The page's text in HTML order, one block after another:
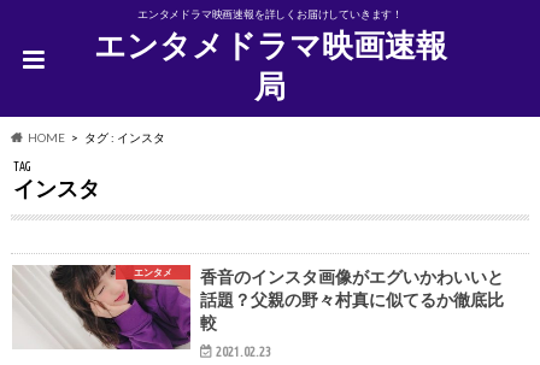
エンタメドラマ映画速報を詳しくお届けしていきます！
エンタメドラマ映画速報
局
HOME タグ : インスタ
TAG
インスタ
エンタメ
香音のインスタ画像がエグいかわいいと
話題？父親の野々村真に似てるか徹底比
較
2021.02.23